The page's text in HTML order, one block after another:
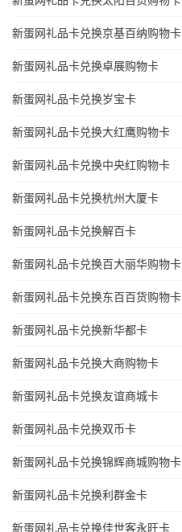
新蛋网礼品卡兑换京基百纳购物卡
新蛋网礼品卡兑换卓展购物卡
新蛋网礼品卡兑换岁宝卡
新蛋网礼品卡兑换大红鹰购物卡
新蛋网礼品卡兑换中央红购物卡
新蛋网礼品卡兑换杭州大厦卡
新蛋网礼品卡兑换解百卡
新蛋网礼品卡兑换百大丽华购物卡
新蛋网礼品卡兑换东百百货购物卡
新蛋网礼品卡兑换新华都卡
新蛋网礼品卡兑换大商购物卡
新蛋网礼品卡兑换友谊商城卡
新蛋网礼品卡兑换双币卡
新蛋网礼品卡兑换锦辉商城购物卡
新蛋网礼品卡兑换利群金卡
新蛋网礼品卡兑换佳世客永旺卡